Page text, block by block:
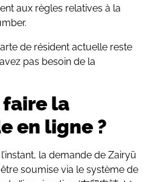
aux règles relatives à la
de résident actuelle reste
pas besoin de la
la
en ligne ?
la demande de Zairyū
soumise via le système de